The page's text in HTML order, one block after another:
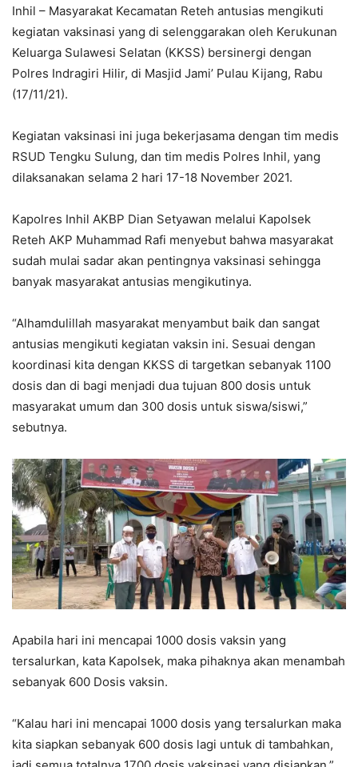
Inhil – Masyarakat Kecamatan Reteh antusias mengikuti
kegiatan vaksinasi yang di selenggarakan oleh Kerukunan
Keluarga Sulawesi Selatan (KKSS) bersinergi dengan
Polres Indragiri Hilir, di Masjid Jami’ Pulau Kijang, Rabu
(17/11/21).
Kegiatan vaksinasi ini juga bekerjasama dengan tim medis
RSUD Tengku Sulung, dan tim medis Polres Inhil, yang
dilaksanakan selama 2 hari 17-18 November 2021.
Kapolres Inhil AKBP Dian Setyawan melalui Kapolsek
Reteh AKP Muhammad Rafi menyebut bahwa masyarakat
sudah mulai sadar akan pentingnya vaksinasi sehingga
banyak masyarakat antusias mengikutinya.
“Alhamdulillah masyarakat menyambut baik dan sangat
antusias mengikuti kegiatan vaksin ini. Sesuai dengan
koordinasi kita dengan KKSS di targetkan sebanyak 1100
dosis dan di bagi menjadi dua tujuan 800 dosis untuk
masyarakat umum dan 300 dosis untuk siswa/siswi,”
sebutnya.
Apabila hari ini mencapai 1000 dosis vaksin yang
tersalurkan, kata Kapolsek, maka pihaknya akan menambah
sebanyak 600 Dosis vaksin.
“Kalau hari ini mencapai 1000 dosis yang tersalurkan maka
kita siapkan sebanyak 600 dosis lagi untuk di tambahkan,